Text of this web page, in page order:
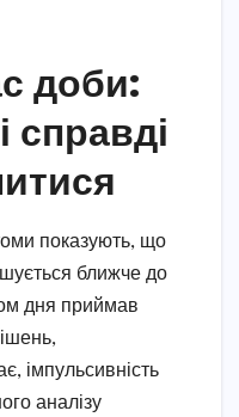
доби:
справді
показують, що
ближче до
дня приймав
імпульсивність
аналізу